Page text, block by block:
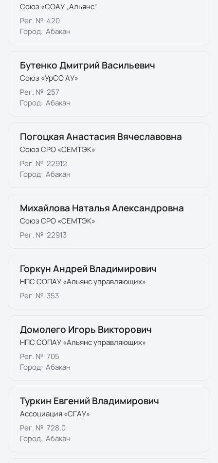
Союз «СОАУ „Альянс“
Рег. № 420
Город: Абакан
Бутенко Дмитрий Васильевич
Союз «УрСО АУ»
Рег. № 257
Город: Абакан
Погоцкая Анастасия Вячеславовна
Союз СРО «СЕМТЭК»
Рег. № 22912
Город: Абакан
Михайлова Наталья Александровна
Союз СРО «СЕМТЭК»
Рег. № 22913
Горкун Андрей Владимирович
НПС СОПАУ «Альянс управляющих»
Рег. № 353
Домолего Игорь Викторович
НПС СОПАУ «Альянс управляющих»
Рег. № 705
Город: Абакан
Туркин Евгений Владимирович
Ассоциация «СГАУ»
Рег. № 728.0
Город: Абакан